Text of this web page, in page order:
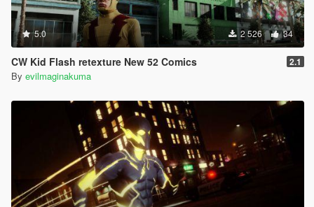
5.0 2 526 34
CW Kid Flash retexture New 52 Comics 2.1
By evilmaginakuma